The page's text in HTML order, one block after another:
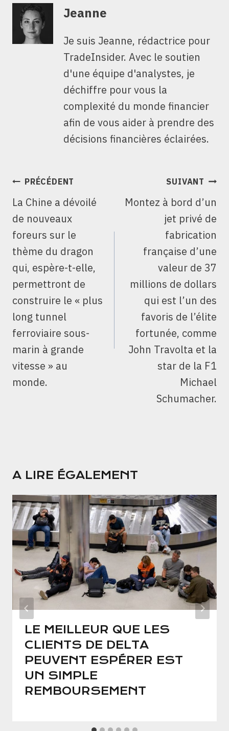
Jeanne
Je suis Jeanne, rédactrice pour
TradeInsider. Avec le soutien
d'une équipe d'analystes, je
déchiffre pour vous la
complexité du monde financier
afin de vous aider à prendre des
décisions financières éclairées.
NAVIGATION
L’ARTICLE
PRÉCÉDENT
La Chine a dévoilé
de nouveaux
foreurs sur le
thème du dragon
qui, espère-t-elle,
permettront de
construire le « plus
long tunnel
ferroviaire sous-
marin à grande
vitesse » au
monde.
SUIVANT
Montez à bord d’un
jet privé de
fabrication
française d’une
valeur de 37
millions de dollars
qui est l’un des
favoris de l’élite
fortunée, comme
John Travolta et la
star de la F1
Michael
Schumacher.
A LIRE ÉGALEMENT
LE MEILLEUR QUE LES
CLIENTS DE DELTA
PEUVENT ESPÉRER EST
UN SIMPLE
REMBOURSEMENT